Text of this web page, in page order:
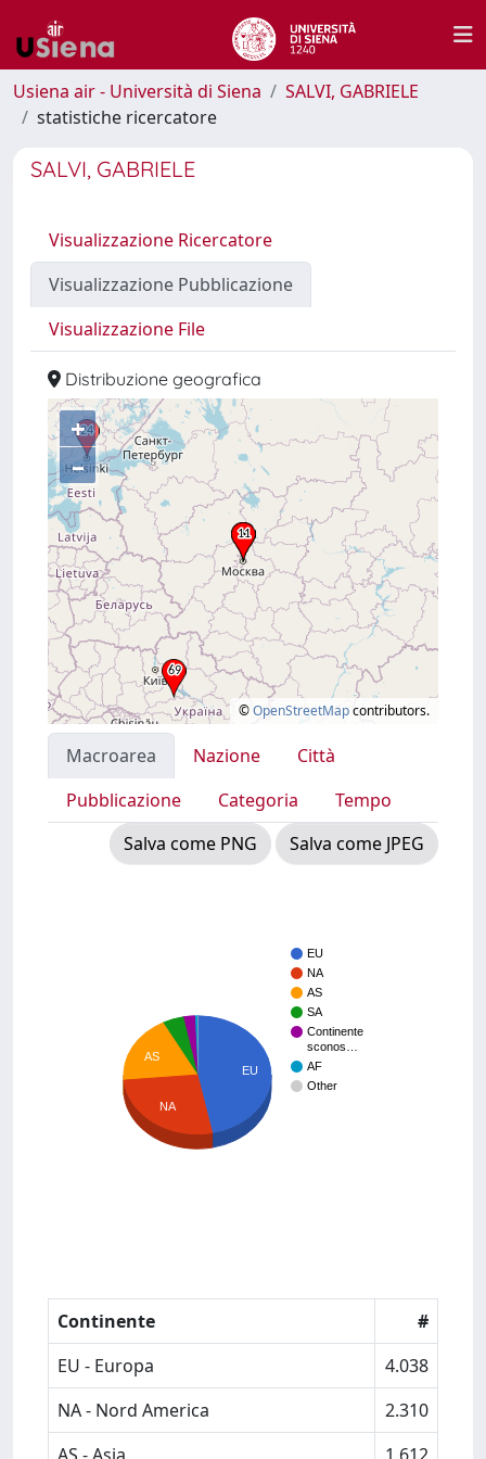
Usiena air - Università di Siena
SALVI, GABRIELE
statistiche ricercatore
SALVI, GABRIELE
Visualizzazione Ricercatore
Visualizzazione Pubblicazione
Visualizzazione File
Distribuzione geografica
+
–
©OpenStreetMapcontributors.
Macroarea Nazione
Città
Pubblicazione
Categoria
Tempo
Salva come PNG
Salva come JPEG
EU
NA
AS
SA
Continente
sconos…
AF
Other
EU
AS
NA
Continente
#
EU - Europa
4.038
NA - Nord America
2.310